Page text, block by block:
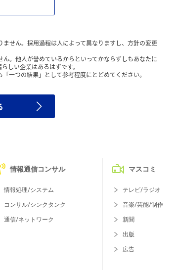
せん。採用過程は人によって異なりますし、方針の変更
。他人が誉めているからといってかならずしもあなたに
しい企業はあるはずです。
一つの結果」として参考程度にとどめてください。
情報通信コンサル
情報処理/システム
コンサル/シンクタンク
通信/ネットワーク
マスコミ
テレビ/ラジオ
音楽/芸能/制作
新聞
出版
広告